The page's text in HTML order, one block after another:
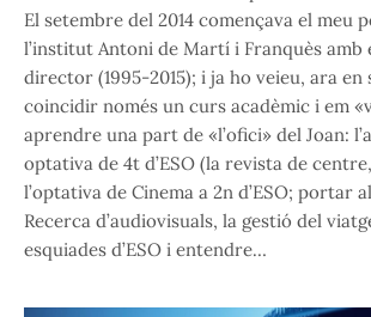
El setembre del 2014 començava el meu
l’institut Antoni de Martí i Franquès amb
director (1995-2015); i ja ho veieu, ara en
coincidir només un curs acadèmic i em
aprendre una part de «l’ofici» del Joan:
optativa de 4t d’ESO (la revista de
l’optativa de Cinema a 2n d’ESO; portar
Recerca d’audiovisuals, la gestió del
esquiades d’ESO i entendre…